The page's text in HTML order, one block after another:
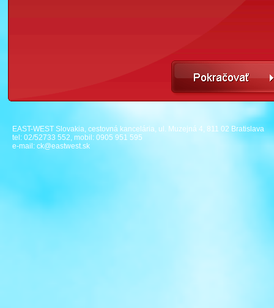
EAST-WEST Slovakia, cestovná kancelária, ul. Muzejná 4, 811 02 Bratislava
tel: 02/52733 552, mobil: 0905 951 595
e-mail: ck@eastwest.sk